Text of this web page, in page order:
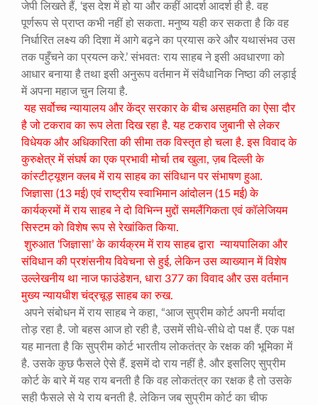
जेपी लिखते हैं, ‘इस देश में हो या और कहीं आदर्श आदर्श ही है. वह
पूर्णरूप से प्राप्त कभी नहीं हो सकता. मनुष्य यही कर सकता है कि वह
निर्धारित लक्ष्य की दिशा में आगे बढ़ने का प्रयास करे और यथासंभव उस
तक पहुँचने का प्रयत्न करे.’ संभवतः राय साहब ने इसी अवधारणा को
आधार बनाया है तथा इसी अनुरूप वर्तमान में संवैधानिक निष्ठा की लड़ाई
में अपना महाज चुन लिया है.
यह सर्वोच्च न्यायालय और केंद्र सरकार के बीच असहमति का ऐसा दौर
है जो टकराव का रूप लेता दिख रहा है. यह टकराव जुबानी से लेकर
विधेयक और अधिकारिता की सीमा तक विस्तृत हो चला है. इस विवाद के
कुरुक्षेत्र में संघर्ष का एक प्रभावी मोर्चा तब खुला, ज़ब दिल्ली के
कांस्टीट्यूशन क्लब में राय साहब का संविधान पर संभाषण हुआ.
जिज्ञासा (13 मई) एवं राष्ट्रीय स्वाभिमान आंदोलन (15 मई) के
कार्यक्रमों में राय साहब ने दो विभिन्न मुद्दों समलैंगिकता एवं कॉलेजियम
सिस्टम को विशेष रूप से रेखांकित किया.
शुरुआत ‘जिज्ञासा’ के कार्यक्रम में राय साहब द्वारा न्यायपालिका और
संविधान की प्रशंसनीय विवेचना से हुई, लेकिन उस व्याख्यान में विशेष
उल्लेखनीय था नाज फाउंडेशन, धारा 377 का विवाद और उस वर्तमान
मुख्य न्यायधीश चंद्रचूड़ साहब का रुख.
अपने संबोधन में राय साहब ने कहा, “आज सुप्रीम कोर्ट अपनी मर्यादा
तोड़ रहा है. जो बहस आज हो रही है, उसमें सीधे-सीधे दो पक्ष हैं. एक पक्ष
यह मानता है कि सुप्रीम कोर्टभारतीय लोकतंत्र के रक्षक की भूमिका में
है. उसके कुछ फैसले ऐसे हैं. इसमें दो राय नहीं है. और इसलिए सुप्रीम
कोर्ट के बारे में यह राय बनती है कि वह लोकतंत्र का रक्षक है तो उसके
सही फैसले से ये राय बनती है. लेकिन जब सुप्रीम कोर्ट का चीफ